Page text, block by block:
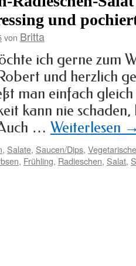
und
von Britta
ich gerne zum
und herzlich
man einfach gleich
kann nie schaden,
… Weiterlesen
, Salate, Saucen/Dips,
, Frühling, Radieschen, Salat,